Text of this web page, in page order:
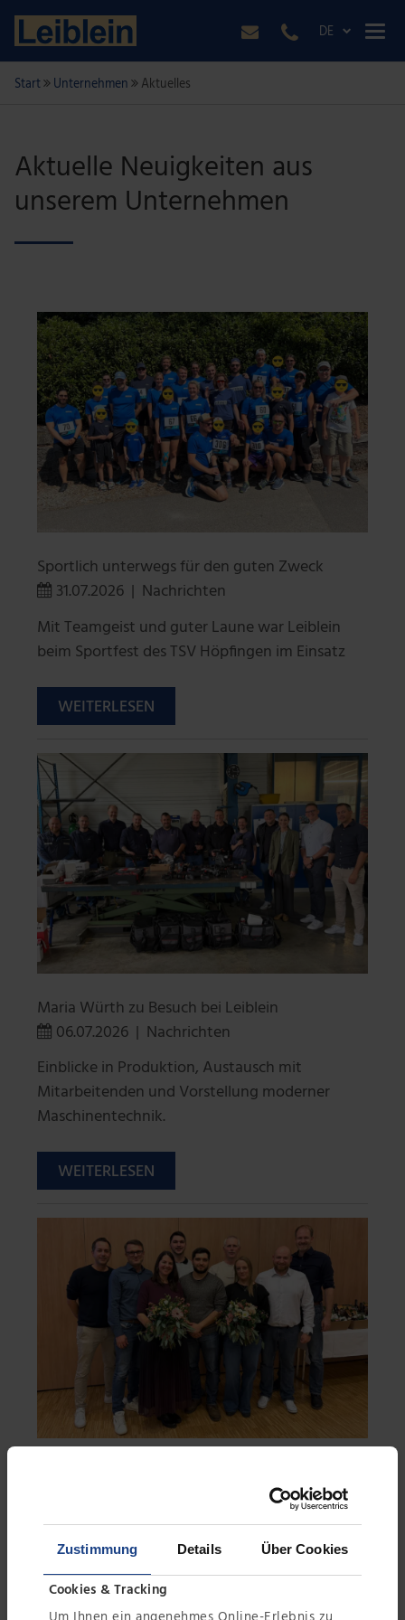
Zustimmung Details Über Cookies
Cookies & Tracking
Um Ihnen ein angenehmes Online-Erlebnis zu
DE
Start Unternehmen Aktuelles
Aktuelle Neuigkeiten aus
unserem Unternehmen
Sportlich unterwegs für den guten Zweck
31.07.2026
Nachrichten
Mit Teamgeist und guter Laune war Leiblein
beim Sportfest des TSV Höpfingen im Einsatz
WEITERLESEN
Maria Würth zu Besuch bei Leiblein
06.07.2026
Nachrichten
Einblicke in Produktion, Austausch mit
Mitarbeitenden und Vorstellung moderner
Maschinentechnik.
WEITERLESEN
Pfarrheim hat die Firma Leiblein wieder ihre
alljährliche Weihnachtsfeier begangen. Neben